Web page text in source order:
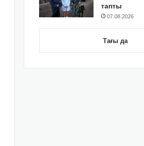
тапты
07.08.2026
Тағы да